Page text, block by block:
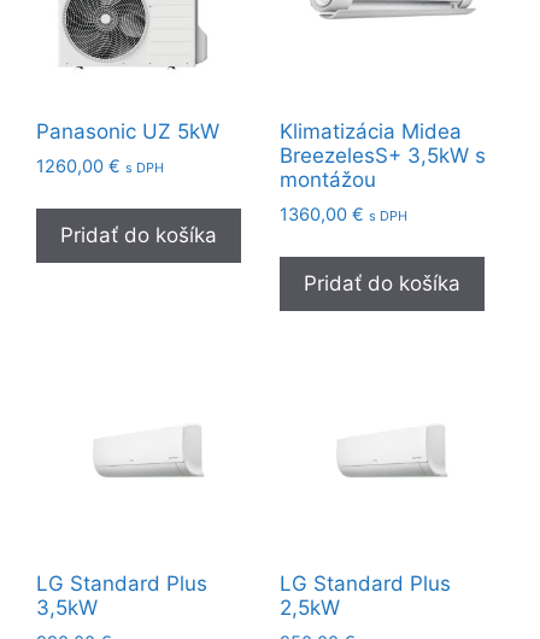
Panasonic UZ 5kW
1260,00 € s DPH
Pridať do košíka
Klimatizácia Midea
BreezelesS+ 3,5kW s
montážou
1360,00 € s DPH
Pridať do košíka
LG Standard Plus
3,5kW
LG Standard Plus
2,5kW